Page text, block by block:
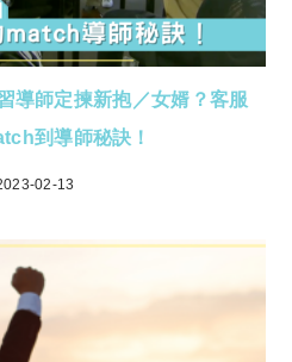
導師定揀新抱／女婿？客服
到導師秘訣！
02-13